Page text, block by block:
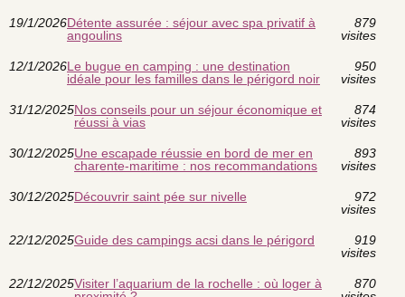
19/1/2026Détente assurée : séjour avec spa privatif à
angoulins
879
visites
12/1/2026Le bugue en camping : une destination
idéale pour les familles dans le périgord noir
950
visites
31/12/2025Nos conseils pour un séjour économique et
réussi à vias
874
visites
30/12/2025Une escapade réussie en bord de mer en
charente-maritime : nos recommandations
893
visites
30/12/2025Découvrir saint pée sur nivelle
972
visites
22/12/2025Guide des campings acsi dans le périgord
919
visites
22/12/2025Visiter l’aquarium de la rochelle : où loger à
870